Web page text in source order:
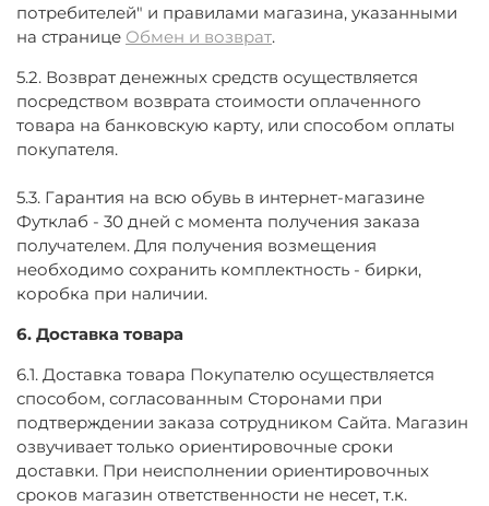
потребителей" и правилами магазина, указанными
на странице Обмен и возврат.
5.2. Возврат денежных средств осуществляется
посредством возврата стоимости оплаченного
товара на банковскую карту, или способом оплаты
покупателя.
5.3. Гарантия на всю обувь в интернет-магазине
Футклаб - 30 дней с момента получения заказа
получателем. Для получения возмещения
необходимо сохранить комплектность - бирки,
коробка при наличии.
6. Доставка товара
6.1. Доставка товара Покупателю осуществляется
способом, согласованным Сторонами при
подтверждении заказа сотрудником Сайта. Магазин
озвучивает только ориентировочные сроки
доставки. При неисполнении ориентировочных
сроков магазин ответственности не несет, т.к.